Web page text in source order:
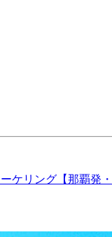
ケリング【那覇